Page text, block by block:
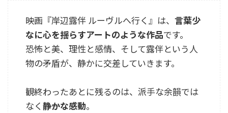
映画『岸辺露伴 ルーヴルへ行く』は、 言葉少
なに心を揺らすアートのような作品です。
恐怖と美、理性と感情、そして露伴という人
物の矛盾が、静かに交差していきます。
観終わったあとに残るのは、派手な余韻では
なく―― 静かな感動。